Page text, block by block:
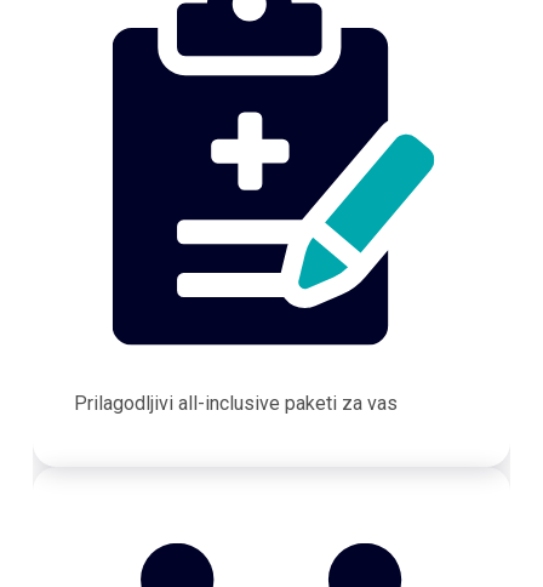
Prilagodljivi all-inclusive paketi za vas